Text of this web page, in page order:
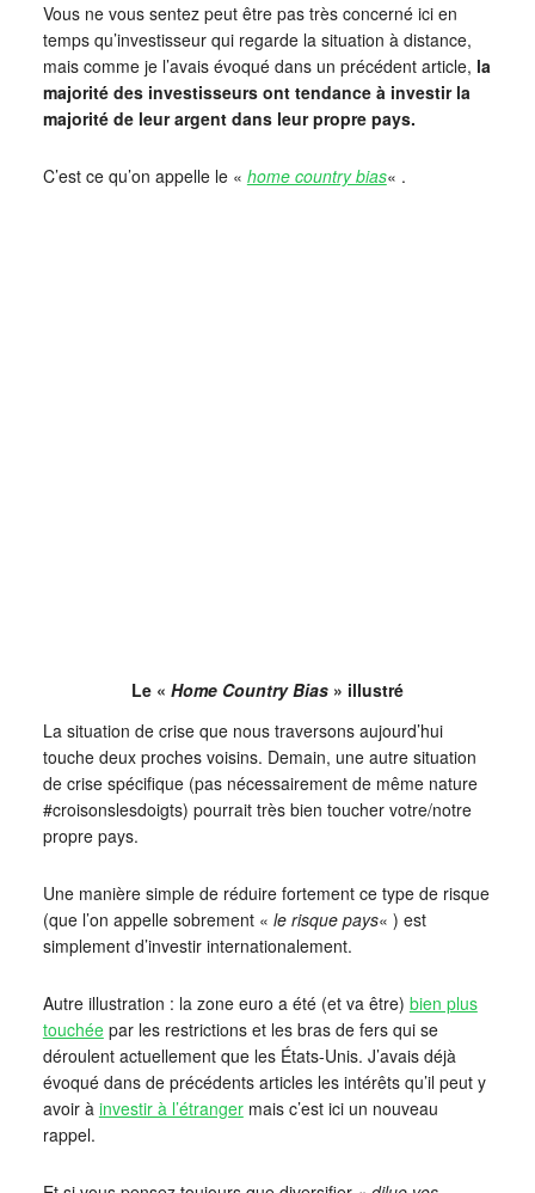
Vous ne vous sentez peut être pas très concerné ici en
temps qu’investisseur qui regarde la situation à distance,
mais comme je l’avais évoqué dans un précédent article, la
majorité des investisseurs ont tendance à investir la
majorité de leur argent dans leur propre pays.
C’est ce qu’on appelle le « home country bias« .
Le « Home Country Bias» illustré
La situation de crise que nous traversons aujourd’hui
touche deux proches voisins. Demain, une autre situation
de crise spécifique (pas nécessairement de même nature
#croisonslesdoigts) pourrait très bien toucher votre/notre
propre pays.
Une manière simple de réduire fortement ce type de risque
(que l’on appelle sobrement « le risque pays« ) est
simplement d’investir internationalement.
Autre illustration : la zone euro a été (et va être) bien plus
touchéepar les restrictions et les bras de fers qui se
déroulent actuellement que les États-Unis. J’avais déjà
évoqué dans de précédents articles les intérêts qu’il peut y
avoir à investir à l’étrangermais c’est ici un nouveau
rappel.